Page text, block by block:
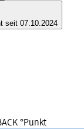
seit 07.10.2024
°Punkt